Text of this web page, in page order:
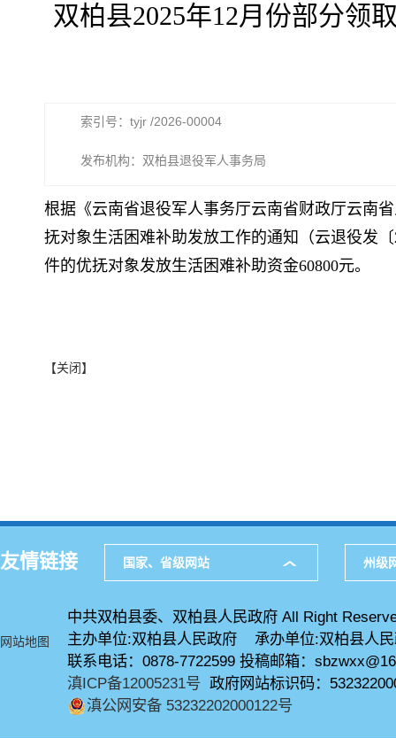
双柏县2025年12月份部分领
索引号：tyjr /2026-00004
发布机构：双柏县退役军人事务局
根据《云南省退役军人事务厅云南省财政厅云南
抚对象生活困难补助发放工作的通知（云退役发〔
件的优抚对象发放生活困难补助资金60800元。
【关闭】
友情链接 国家、省级网站 州级
网站地图
中共双柏县委、双柏县人民政府 All Right
主办单位:双柏县人民政府 承办单位:双柏县人
联系电话：0878-7722599 投稿邮箱：
滇ICP备12005231号 政府网站标识码：
滇公网安备 53232202000122号